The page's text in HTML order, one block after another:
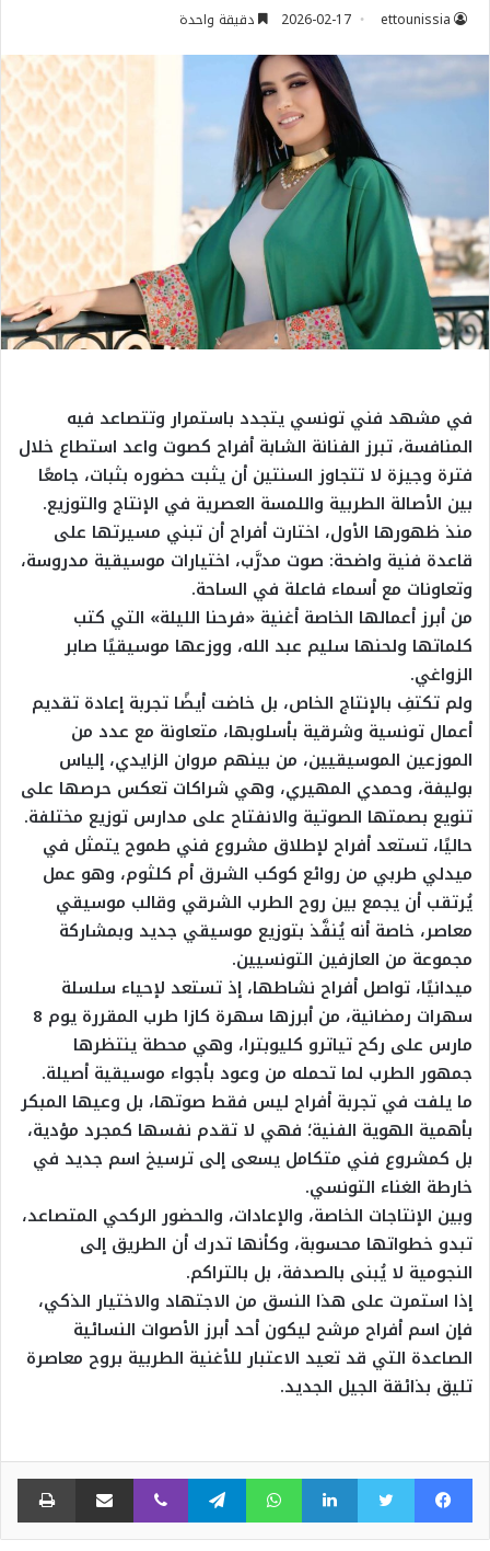
ettounissia
2026-02-17 دقيقة واحدة
في مشهد فني تونسي يتجدد باستمرار وتتصاعد فيه
المنافسة، تبرز الفنانة الشابة أفراح كصوت واعد استطاع خلال
فترة وجيزة لا تتجاوز السنتين أن يثبت حضوره بثبات، جامعًا
بين الأصالة الطربية واللمسة العصرية في الإنتاج والتوزيع.
منذ ظهورها الأول، اختارت أفراح أن تبني مسيرتها على
قاعدة فنية واضحة: صوت مدرَّب، اختيارات موسيقية مدروسة،
وتعاونات مع أسماء فاعلة في الساحة.
من أبرز أعمالها الخاصة أغنية «فرحنا الليلة» التي كتب
كلماتها ولحنها سليم عبد الله، ووزعها موسيقيًا صابر
الزواغي.
ولم تكتفِ بالإنتاج الخاص، بل خاضت أيضًا تجربة إعادة تقديم
أعمال تونسية وشرقية بأسلوبها، متعاونة مع عدد من
الموزعين الموسيقيين، من بينهم مروان الزايدي، إلياس
بوليفة، وحمدي المهيري، وهي شراكات تعكس حرصها على
تنويع بصمتها الصوتية والانفتاح على مدارس توزيع مختلفة.
حاليًا، تستعد أفراح لإطلاق مشروع فني طموح يتمثل في
ميدلي طربي من روائع كوكب الشرق أم كلثوم، وهو عمل
يُرتقب أن يجمع بين روح الطرب الشرقي وقالب موسيقي
معاصر، خاصة أنه يُنفَّذ بتوزيع موسيقي جديد وبمشاركة
مجموعة من العازفين التونسيين.
ميدانيًا، تواصل أفراح نشاطها، إذ تستعد لإحياء سلسلة
سهرات رمضانية، من أبرزها سهرة كازا طرب المقررة يوم 8
مارس على ركح تياترو كليوبترا، وهي محطة ينتظرها
جمهور الطرب لما تحمله من وعود بأجواء موسيقية أصيلة.
ما يلفت في تجربة أفراح ليس فقط صوتها، بل وعيها المبكر
بأهمية الهوية الفنية؛ فهي لا تقدم نفسها كمجرد مؤدية،
بل كمشروع فني متكامل يسعى إلى ترسيخ اسم جديد في
خارطة الغناء التونسي.
وبين الإنتاجات الخاصة، والإعادات، والحضور الركحي المتصاعد،
تبدو خطواتها محسوبة، وكأنها تدرك أن الطريق إلى
النجومية لا يُبنى بالصدفة، بل بالتراكم.
إذا استمرت على هذا النسق من الاجتهاد والاختيار الذكي،
فإن اسم أفراح مرشح ليكون أحد أبرز الأصوات النسائية
الصاعدة التي قد تعيد الاعتبار للأغنية الطربية بروح معاصرة
تليق بذائقة الجيل الجديد.
فيسبوكتويتر لينكدإنواتساب تيلقرام ڤايبر مشاركة عبر البريد